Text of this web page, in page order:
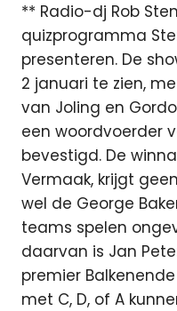
** Radio-dj Rob
quizprogramma
presenteren. De
2 januari te zien,
van Joling en
een woordvoerder
bevestigd. De
Vermaak, krijgt
wel de George
teams spelen
daarvan is Jan
premier
met C, D, of A